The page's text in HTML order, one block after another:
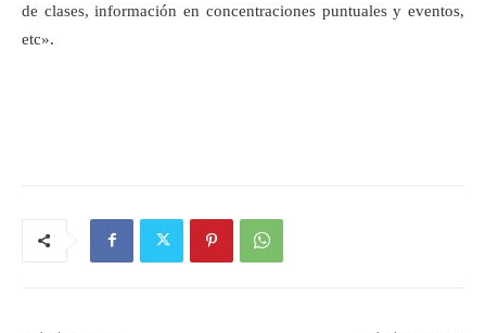
de clases, información en concentraciones puntuales y eventos,
etc».